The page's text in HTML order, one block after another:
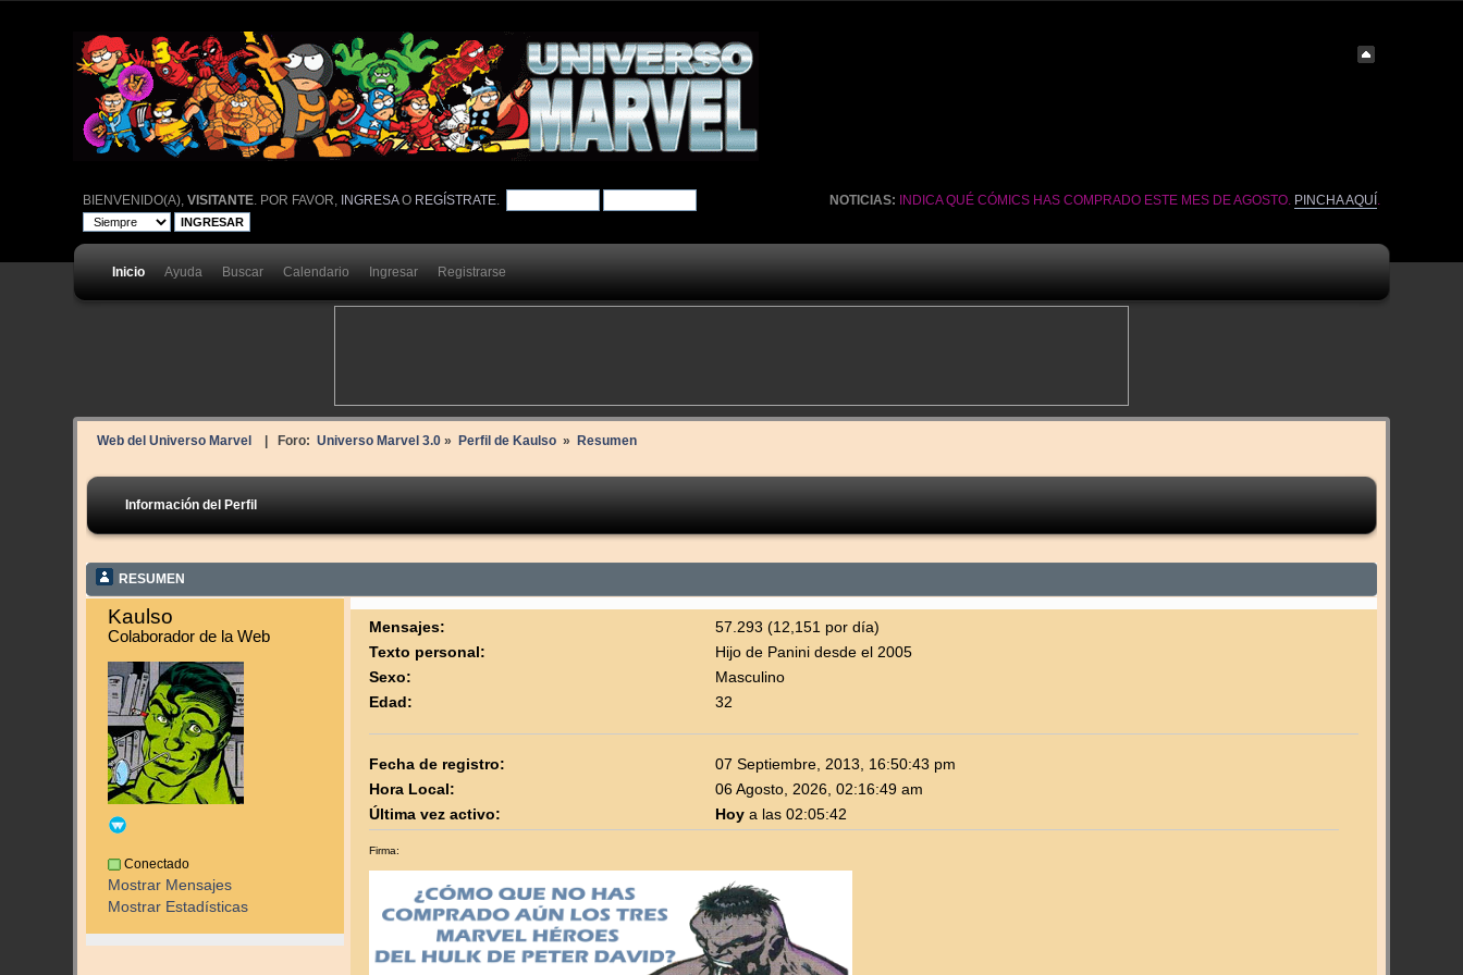
NOTICIAS: INDICA QUÉ CÓMICS HAS COMPRADO ESTE MES DE AGOSTO. PINCHA AQUÍ
BIENVENIDO(A), VISITANTE. POR FAVOR, INGRESAO REGÍSTRATE.
Inicio Ayuda Buscar Calendario Ingresar Registrarse
Web del Universo Marvel | Foro: Universo Marvel 3.0» Perfil de Kaulso » Resumen
Información del Perfil
RESUMEN
Kaulso
Colaborador de la Web
Conectado
Mostrar Mensajes
Mostrar Estadísticas
Mensajes:
57.293 (12,151 por día)
Texto personal:
Hijo de Panini desde el 2005
Sexo:
Masculino
Edad:
32
Fecha de registro:
07 Septiembre, 2013, 16:50:43 pm
Hora Local:
06 Agosto, 2026, 02:16:49 am
Última vez activo:
Hoy a las 02:05:42
Firma: